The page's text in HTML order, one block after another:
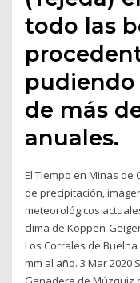
todo las
pudiendo
de más
anuales.
El Tiempo en Minas
de precipitación,
meteorológicos
clima de Köppen-
Los Corrales de Buelna
mm al año. 3 Mar 2020